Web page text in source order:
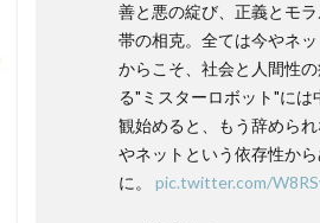
善と悪の綻び、正義とモ
帯の相克。全ては今やネ
からこそ、社会と人間性
る"ミスターロボット"には
観始めると、もう辞めら
やネットという依存性か
に。 pic.twitter.com/